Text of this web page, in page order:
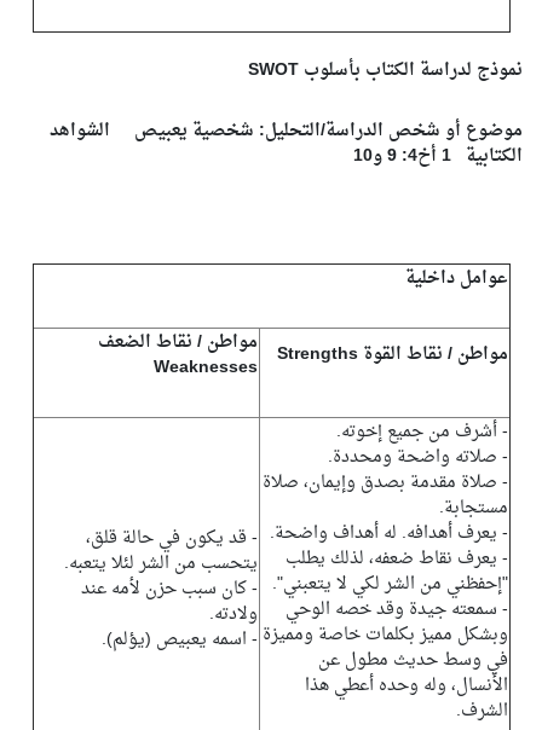
نموذج لدراسة الكتاب بأسلوب SWOT
موضوع أو شخص الدراسة/التحليل: شخصية يعبيص الشواهد
الكتابية 1 أخ4: 9 و10
عوامل داخلية
مواطن / نقاط القوة Strengths مواطن / نقاط الضعف
Weaknesses
- أشرف من جميع إخوته.
- صلاته واضحة ومحددة.
- صلاة مقدمة بصدق وإيمان، صلاة
مستجابة.
- يعرف أهدافه. له أهداف واضحة.
- يعرف نقاط ضعفه، لذلك يطلب
"إحفظني من الشر لكي لا يتعبني".
- سمعته جيدة وقد خصه الوحي
وبشكل مميز بكلمات خاصة ومميزة
في وسط حديث مطول عن
الأنسال، وله وحده أعطي هذا
الشرف.
- قد يكون في حالة قلق،
يتحسب من الشر لئلا يتعبه.
- كان سبب حزن لأمه عند
ولادته.
- اسمه يعبيص (يؤلم).